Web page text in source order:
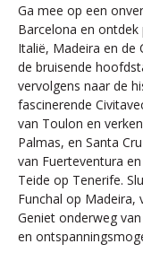
Ga mee op een
Barcelona en
Italië, Madeira en de
de bruisende
vervolgens naar de
fascinerende
van Toulon en
Palmas, en Santa
van Fuerteventura
Teide op Tenerife.
Funchal op
Geniet onderweg
en